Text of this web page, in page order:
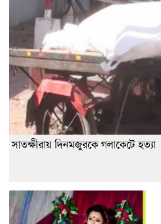
সাতক্ষীরায় দিনমজুরকে গলাকেটে হত্যা